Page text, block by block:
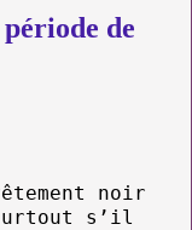
de
noir
s’il